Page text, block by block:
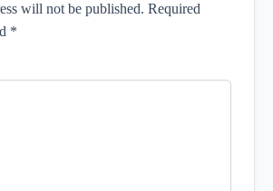
will not be published. Required
*